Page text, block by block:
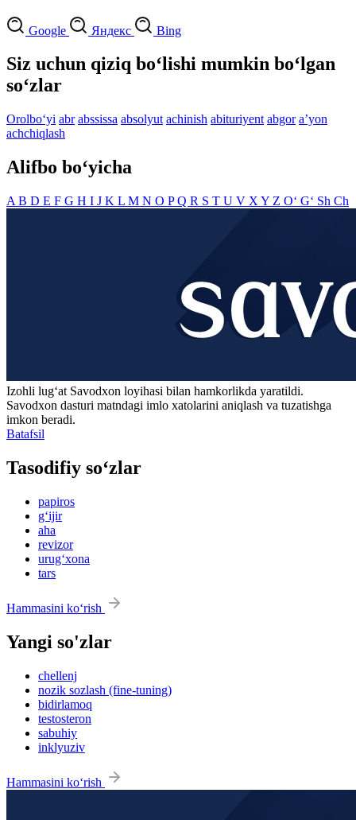
Google Яндекс Bing
Siz uchun qiziq bo‘lishi mumkin bo‘lgan
so‘zlar
Orolbo‘yi abr abssissa absolyut achinish abituriyent abgor aʼyon
achchiqlash
Alifbo bo‘yicha
A B D E F G H I J K L M N O PQ R S T U V X Y Z O‘ G‘ Sh Ch
Izohli lugʻat Savodxon loyihasi bilan hamkorlikda yaratildi.
Savodxon dasturi matndagi imlo xatolarini aniqlash va tuzatishga
imkon beradi.
Batafsil
Tasodifiy so‘zlar
papiros
g‘ijir
aha
revizor
urug‘xona
tars
Hammasini ko‘rish
Yangi so'zlar
chellenj
nozik sozlash (fine-tuning)
bidirlamoq
testosteron
sabuhiy
inklyuziv
Hammasini ko‘rish